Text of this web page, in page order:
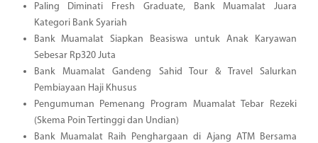
Paling Diminati Fresh Graduate, Bank Muamalat Juara
Kategori Bank Syariah
Bank Muamalat Siapkan Beasiswa untuk Anak Karyawan
Sebesar Rp320 Juta
Bank Muamalat Gandeng Sahid Tour & Travel Salurkan
Pembiayaan Haji Khusus
Pengumuman Pemenang Program Muamalat Tebar Rezeki
(Skema Poin Tertinggi dan Undian)
Bank Muamalat Raih Penghargaan di Ajang ATM Bersama